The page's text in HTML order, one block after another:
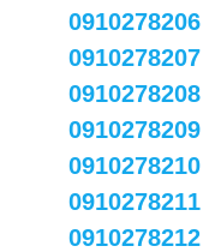
0910278206
0910278207
0910278208
0910278209
0910278210
0910278211
0910278212